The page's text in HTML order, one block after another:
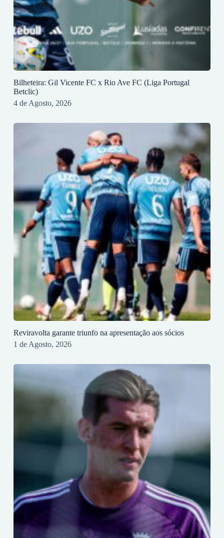
Bilheteira: Gil Vicente FC x Rio Ave FC (Liga Portugal
Betclic)
4 de Agosto, 2026
Reviravolta garante triunfo na apresentação aos sócios
1 de Agosto, 2026